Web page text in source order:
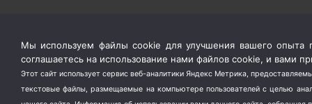
Мы используем файлы cookie для улучшения вашего опыта
соглашаетесь на использование нами файлов cookie, и вами
Этот сайт использует сервис веб-аналитики Яндекс Метрика,
текстовые файлы, размещаемые на компьютере пользователей с целью